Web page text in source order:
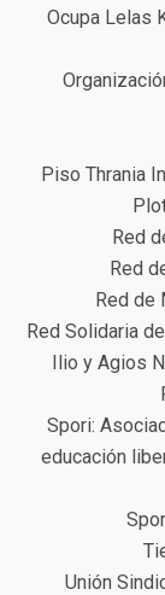
Ocupa Lelas
Piso Thrania
Red
Red
Red de
Red Solidaria
Ilio y Agios
Spori:
educación
Unión